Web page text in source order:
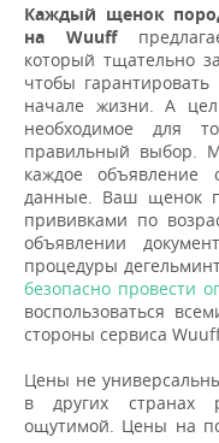
Каждый щенок
на Wuuff
который тщательно
чтобы
начале жизни. А
необходимое для
правильный выбор.
каждое объявление
данные. Ваш щенок
прививками по
объявлении
процедуры
безопасно провести
воспользоваться
стороны сервиса
Цены не
в других странах
ощутимой. Цены на